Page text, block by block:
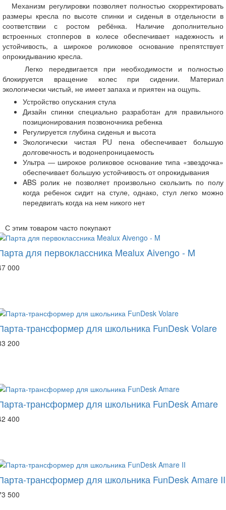
Механизм регулировки позволяет полностью скорректировать
размеры кресла по высоте спинки и сиденья в отдельности в
соответствии с ростом ребёнка. Наличие дополнительно
встроенных стопперов в колесе обеспечивает надежность и
устойчивость, а широкое роликовое основание препятствует
опрокидыванию кресла.
Легко передвигается при необходимости и полностью
блокируется вращение колес при сидении. Материал
экологически чистый, не имеет запаха и приятен на ощупь.
Устройство опускания стула
Дизайн спинки специально разработан для правильного
позиционирования позвоночника ребенка
Регулируется глубина сиденья и высота
Экологически чистая PU пена обеспечивает большую
долговечность и водонепроницаемость
Ультра ― широкое роликовое основание типа «звездочка»
обеспечивает большую устойчивость от опрокидывания
ABS ролик не позволяет произвольно скользить по полу
когда ребенок сидит на стуле, однако, стул легко можно
передвигать когда на нем никого нет
С этим товаром часто покупают
для первоклассника Mealux Aivengo - M
000
трансформер для школьника FunDesk Volare
200
трансформер для школьника FunDesk Amare
400
трансформер для школьника FunDesk Amare II
500